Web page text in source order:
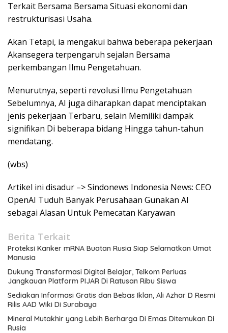
Terkait Bersama Bersama Situasi ekonomi dan
restrukturisasi Usaha.
Akan Tetapi, ia mengakui bahwa beberapa pekerjaan
Akansegera terpengaruh sejalan Bersama
perkembangan Ilmu Pengetahuan.
Menurutnya, seperti revolusi Ilmu Pengetahuan
Sebelumnya, AI juga diharapkan dapat menciptakan
jenis pekerjaan Terbaru, selain Memiliki dampak
signifikan Di beberapa bidang Hingga tahun-tahun
mendatang.
(wbs)
Artikel ini disadur –> Sindonews Indonesia News: CEO
OpenAI Tuduh Banyak Perusahaan Gunakan AI
sebagai Alasan Untuk Pemecatan Karyawan
Berita Terkait
Proteksi Kanker mRNA Buatan Rusia Siap Selamatkan Umat
Manusia
Dukung Transformasi Digital Belajar, Telkom Perluas
Jangkauan Platform PIJAR Di Ratusan Ribu Siswa
Sediakan Informasi Gratis dan Bebas Iklan, Ali Azhar D Resmi
Rilis AAD Wiki Di Surabaya
Mineral Mutakhir yang Lebih Berharga Di Emas Ditemukan Di
Rusia